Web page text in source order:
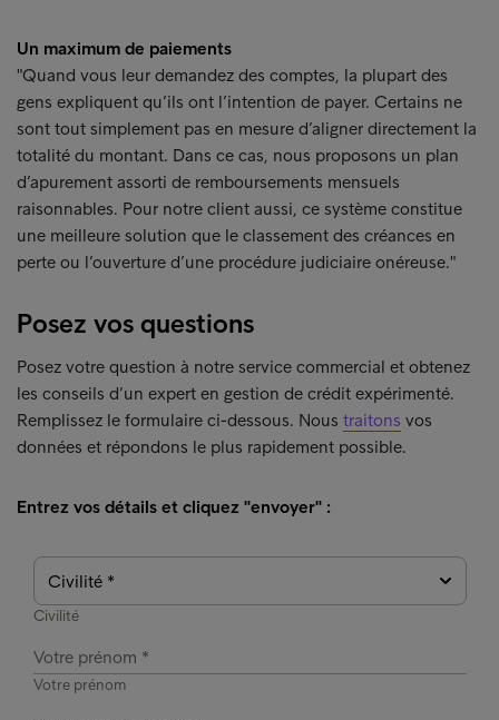
Un maximum de paiements
"Quand vous leur demandez des comptes, la plupart des
gens expliquent qu’ils ont l’intention de payer. Certains ne
sont tout simplement pas en mesure d’aligner directement la
totalité du montant. Dans ce cas, nous proposons un plan
d’apurement assorti de remboursements mensuels
raisonnables. Pour notre client aussi, ce système constitue
une meilleure solution que le classement des créances en
perte ou l’ouverture d’une procédure judiciaire onéreuse."
Posez vos questions
Posez votre question à notre service commercial et obtenez
les conseils d’un expert en gestion de crédit expérimenté.
Remplissez le formulaire ci-dessous. Nous traitons vos
données et répondons le plus rapidement possible.
Entrez vos détails et cliquez "envoyer" :